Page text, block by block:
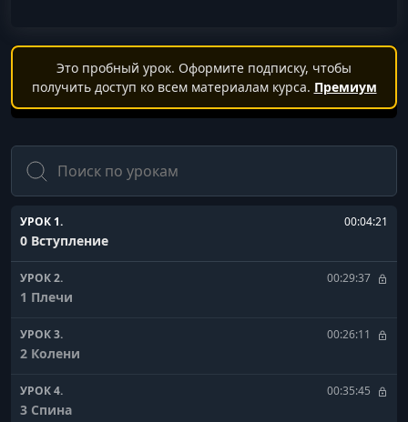
Это пробный урок. Оформите подписку, чтобы
получить доступ ко всем материалам курса. Премиум
Поиск
УРОК 1. 00:04:21
0 Вступление
УРОК 2. 00:29:37
1 Плечи
УРОК 3. 00:26:11
2 Колени
УРОК 4. 00:35:45
3 Спина